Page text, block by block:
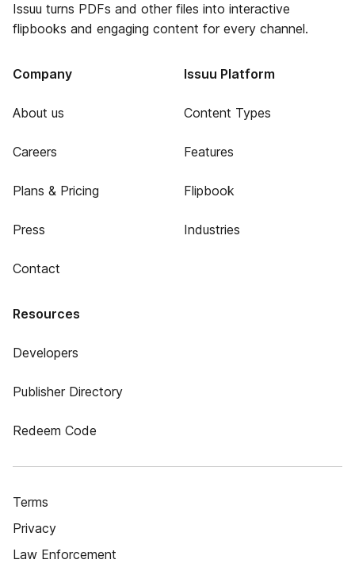
Issuu turns PDFs and other files into interactive
flipbooks and engaging content for every channel.
Company
About us
Careers
Plans & Pricing
Press
Contact
Issuu Platform
Content Types
Features
Flipbook
Industries
Resources
Developers
Publisher Directory
Redeem Code
Terms
Privacy
Law Enforcement